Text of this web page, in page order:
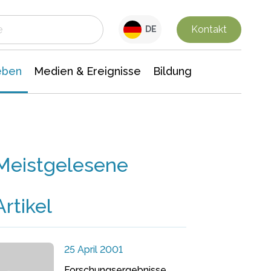
DE Kontakt
Medien & Ereignisse Bildung
25 April 2001